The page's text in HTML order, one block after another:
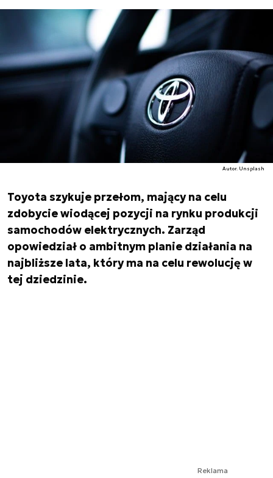
Autor. Unsplash
Toyota szykuje przełom, mający na celu
zdobycie wiodącej pozycji na rynku produkcji
samochodów elektrycznych. Zarząd
opowiedział o ambitnym planie działania na
najbliższe lata, który ma na celu rewolucję w
tej dziedzinie.
Reklama